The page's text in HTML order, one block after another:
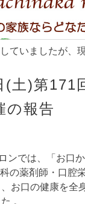
ていましたが、
(土)第171
の報告
ンでは、「お口
の薬剤師・口腔
お口の健康を全
。